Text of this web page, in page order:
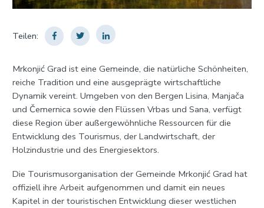
Teilen:
Mrkonjić Grad ist eine Gemeinde, die natürliche Schönheiten,
reiche Tradition und eine ausgeprägte wirtschaftliche
Dynamik vereint. Umgeben von den Bergen Lisina, Manjača
und Čemernica sowie den Flüssen Vrbas und Sana, verfügt
diese Region über außergewöhnliche Ressourcen für die
Entwicklung des Tourismus, der Landwirtschaft, der
Holzindustrie und des Energiesektors.
Die Tourismusorganisation der Gemeinde Mrkonjić Grad hat
offiziell ihre Arbeit aufgenommen und damit ein neues
Kapitel in der touristischen Entwicklung dieser westlichen